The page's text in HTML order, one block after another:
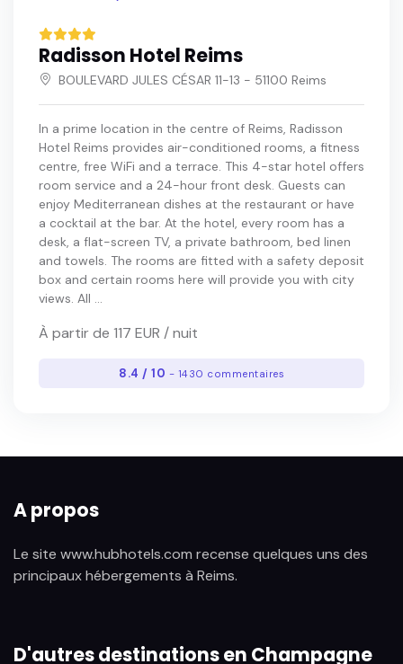
Radisson Hotel Reims
BOULEVARD JULES CÉSAR 11-13 - 51100 Reims
In a prime location in the centre of Reims, Radisson
Hotel Reims provides air-conditioned rooms, a fitness
centre, free WiFi and a terrace. This 4-star hotel offers
room service and a 24-hour front desk. Guests can
enjoy Mediterranean dishes at the restaurant or have
a cocktail at the bar. At the hotel, every room has a
desk, a flat-screen TV, a private bathroom, bed linen
and towels. The rooms are fitted with a safety deposit
box and certain rooms here will provide you with city
views. All ...
À partir de 117 EUR / nuit
8.4 / 10 - 1430 commentaires
A propos
Le site www.hubhotels.com recense quelques uns des
principaux hébergements à Reims.
D'autres destinations en Champagne